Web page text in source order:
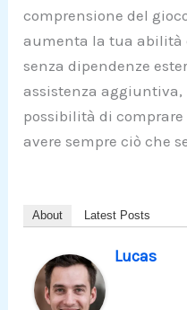
comprensione del
aumenta la tua abilità
senza dipendenze
assistenza aggiuntiva,
possibilità di
avere sempre ciò che
About Latest Posts
Lucas